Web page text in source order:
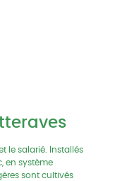
et le salarié. Installés
en système
sont cultivés